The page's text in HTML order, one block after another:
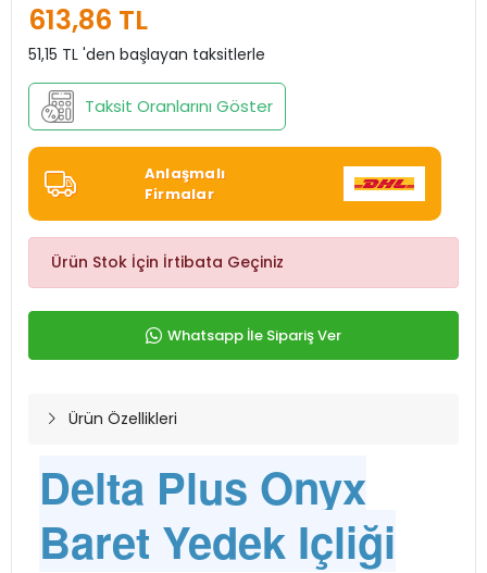
613,86 TL
51,15 TL 'den başlayan taksitlerle
Taksit Oranlarını Göster
Anlaşmalı
Firmalar
Ürün Stok İçin İrtibata Geçiniz
Whatsapp İle Sipariş Ver
Ürün Özellikleri
Delta Plus Onyx
Baret Yedek Içliği